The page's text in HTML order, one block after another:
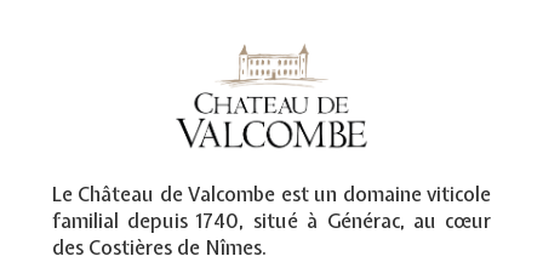
Le Château de Valcombe est un domaine viticole
familial depuis 1740, situé à Générac, au cœur
des Costières de Nîmes.